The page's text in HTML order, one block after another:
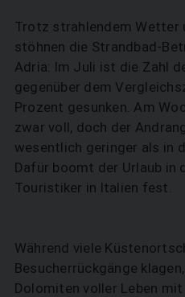
Trotz strahlendem Wetter
stöhnen die Strandbad-
Adria: Im Juli ist die Zahl
gegenüber dem
Prozent gesunken. Am
zwar voll, doch der
wesentlich geringer als in
Dafür boomt der Urlaub in
Touristiker in Italien fest.
Während viele
Besucherrückgänge
Dolomiten voller Leben